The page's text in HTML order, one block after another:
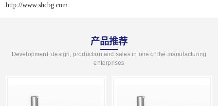
http://www.shcbg.com
产品推荐
Development, design, production and sales in one of the manufacturing
enterprises